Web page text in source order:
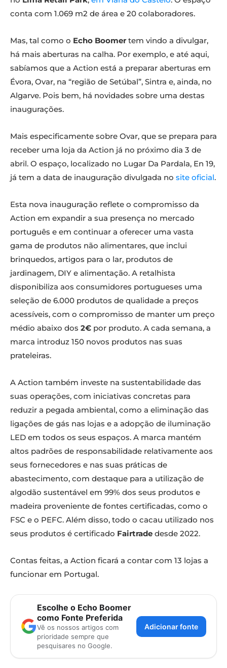
conta com 1.069 m2 de área e 20 colaboradores.
Mas, tal como o Echo Boomer tem vindo a divulgar,
há mais aberturas na calha. Por exemplo, e até aqui,
sabíamos que a Action está a preparar aberturas em
Évora, Ovar, na “região de Setúbal”, Sintra e, ainda, no
Algarve. Pois bem, há novidades sobre uma destas
inaugurações.
Mais especificamente sobre Ovar, que se prepara para
receber uma loja da Action já no próximo dia 3 de
abril. O espaço, localizado no Lugar Da Pardala, En 19,
já tem a data de inauguração divulgada no site oficial.
Esta nova inauguração reflete o compromisso da
Action em expandir a sua presença no mercado
português e em continuar a oferecer uma vasta
gama de produtos não alimentares, que inclui
brinquedos, artigos para o lar, produtos de
jardinagem, DIY e alimentação. A retalhista
disponibiliza aos consumidores portugueses uma
seleção de 6.000 produtos de qualidade a preços
acessíveis, com o compromisso de manter um preço
médio abaixo dos 2€ por produto. A cada semana, a
marca introduz 150 novos produtos nas suas
prateleiras.
A Action também investe na sustentabilidade das
suas operações, com iniciativas concretas para
reduzir a pegada ambiental, como a eliminação das
ligações de gás nas lojas e a adopção de iluminação
LED em todos os seus espaços. A marca mantém
altos padrões de responsabilidade relativamente aos
seus fornecedores e nas suas práticas de
abastecimento, com destaque para a utilização de
algodão sustentável em 99% dos seus produtos e
madeira proveniente de fontes certificadas, como o
FSC e o PEFC. Além disso, todo o cacau utilizado nos
seus produtos é certificado Fairtrade desde 2022.
Contas feitas, a Action ficará a contar com 13 lojas a
funcionar em Portugal.
Escolhe o Echo Boomer
como Fonte Preferida
Vê os nossos artigos com
prioridade sempre que
pesquisares no Google.
Adicionar fonte